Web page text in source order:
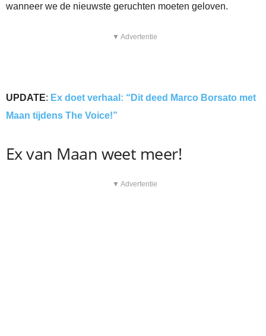
wanneer we de nieuwste geruchten moeten geloven.
▼ Advertentie
UPDATE: Ex doet verhaal: “Dit deed Marco Borsato met
Maan tijdens The Voice!”
Ex van Maan weet meer!
▼ Advertentie